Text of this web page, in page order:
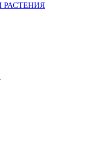
РАСТЕНИЯ